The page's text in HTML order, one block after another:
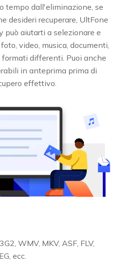
tempo dall'eliminazione, se
desideri recuperare, UltFone
aiutarti a selezionare e
video, musica, documenti,
differenti. Puoi anche
in anteprima prima di
effettivo.
WMV, MKV, ASF, FLV,
ecc.